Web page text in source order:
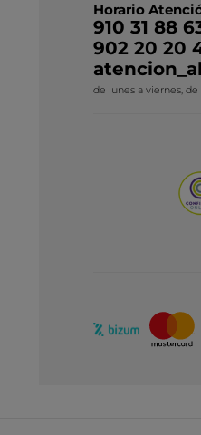
Horario
910 31 88
902 20 20
de lunes a viernes, de